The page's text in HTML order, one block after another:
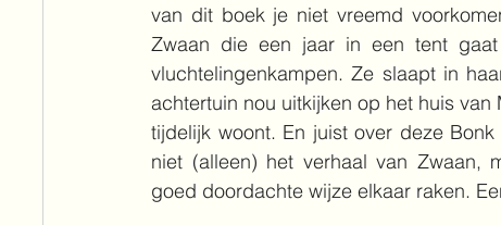
van dit boek je niet vreemd
Zwaan die een jaar in een tent
vluchtelingenkampen. Ze slaapt in
achtertuin nou uitkijken op het huis
tijdelijk woont. En juist over deze
niet (alleen) het verhaal van Zwaan,
goed doordachte wijze elkaar raken.